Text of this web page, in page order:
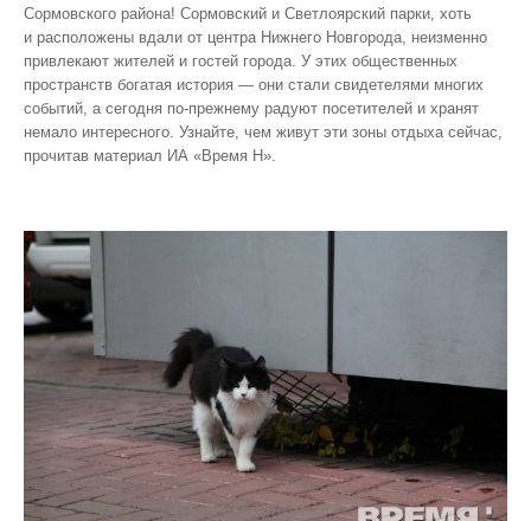
Сормовского района! Сормовский и Светлоярский парки, хоть
и расположены вдали от центра Нижнего Новгорода, неизменно
привлекают жителей и гостей города. У этих общественных
пространств богатая история — они стали свидетелями многих
событий, а сегодня по‑прежнему радуют посетителей и хранят
немало интересного. Узнайте, чем живут эти зоны отдыха сейчас,
прочитав материал ИА «Время Н».